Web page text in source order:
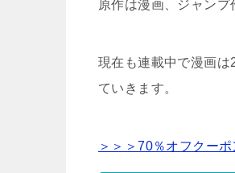
原作は漫画、ジャンプ
現在も連載中で漫画
ていきます。
＞＞＞70％オフクー